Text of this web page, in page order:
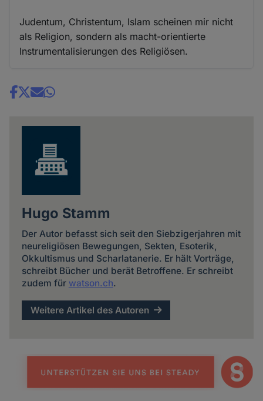
Judentum, Christentum, Islam scheinen mir nicht
als Religion, sondern als macht-orientierte
Instrumentalisierungen des Religiösen.
Share
Hugo Stamm
Der Autor befasst sich seit den Siebzigerjahren mit
neureligiösen Bewegungen, Sekten, Esoterik,
Okkultismus und Scharlatanerie. Er hält Vorträge,
schreibt Bücher und berät Betroffene. Er schreibt
zudem für watson.ch.
Weitere Artikel des Autoren